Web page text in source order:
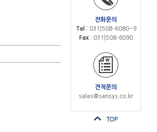
전화문의
Tel : 031)508-6080~9
Fax: 031)508-6090
견적문의
sales@sensys.co.kr